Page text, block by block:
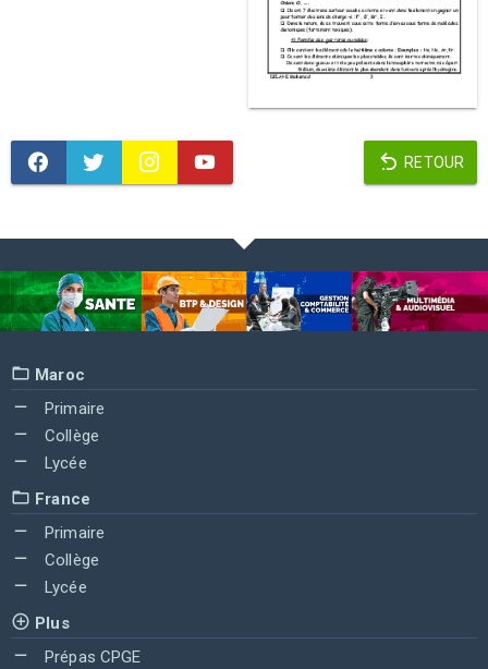
RETOUR
Maroc
Primaire
Collège
Lycée
France
Primaire
Collège
Lycée
Plus
Prépas CPGE